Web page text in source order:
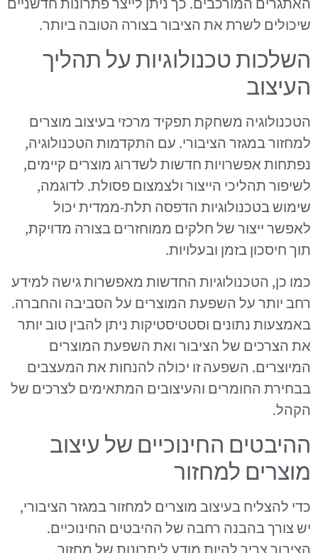
שיכולים לשרת את הציבור בצורה הטובה ביותר.
השלכות טכנולוגיות על תהליך
העיצוב
הטכנולוגיה משחקת תפקיד מרכזי בעיצוב מוצרים
למחזור במגזר הציבורי. עם התקדמות הטכנולוגיה,
נפתחות אפשרויות חדשות לשדרוג מוצרים קיימים,
לשיפור תהליכי הייצור ולצמצום פסולת. לדוגמה,
שימוש בטכנולוגיות הדפסה תלת-ממדית יכול
לאפשר ייצור של חלקים ממוחזרים בצורה מדויקת,
תוך חיסכון בזמן ובעלויות.
כמו כן, הטכנולוגיות החדשות מאפשרות גישה למידע
רחב יותר על השפעת המוצרים על הסביבה והחברה.
באמצעות נתונים וסטטיסטיקות ניתן להבין טוב יותר
את הצרכים של הציבור ואת השפעת המוצרים
המיוצרים. השפעה זו יכולה להנחות את המעצבים
בבחירת החומרים והעיצובים המתאימים לצרכים של
הקהל.
ההיבטים החינוכיים של עיצוב
מוצרים למחזור
כדי להצליח בעיצוב מוצרים למחזור במגזר הציבורי,
יש צורך בהבנה רחבה של ההיבטים החינוכיים.